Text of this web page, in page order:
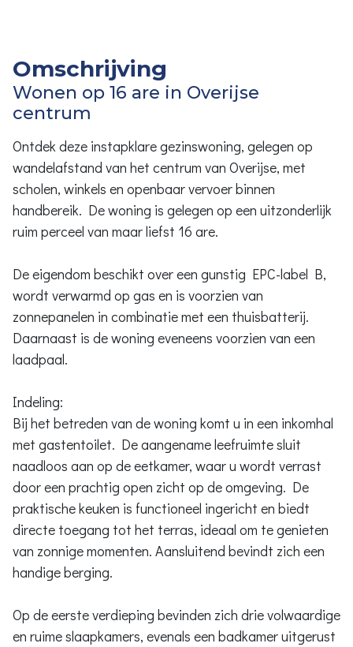
Omschrijving
Wonen op 16 are in Overijse
centrum
Ontdek deze instapklare gezinswoning, gelegen op
wandelafstand van het centrum van Overijse, met
scholen, winkels en openbaar vervoer binnen
handbereik. De woning is gelegen op een uitzonderlijk
ruim perceel van maar liefst 16 are.
De eigendom beschikt over een gunstig EPC-label B,
wordt verwarmd op gas en is voorzien van
zonnepanelen in combinatie met een thuisbatterij.
Daarnaast is de woning eveneens voorzien van een
laadpaal.
Indeling:
Bij het betreden van de woning komt u in een inkomhal
met gastentoilet. De aangename leefruimte sluit
naadloos aan op de eetkamer, waar u wordt verrast
door een prachtig open zicht op de omgeving. De
praktische keuken is functioneel ingericht en biedt
directe toegang tot het terras, ideaal om te genieten
van zonnige momenten. Aansluitend bevindt zich een
handige berging.
Op de eerste verdieping bevinden zich drie volwaardige
en ruime slaapkamers, evenals een badkamer uitgerust